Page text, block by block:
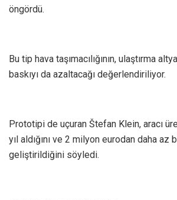
öngördü.
Bu tip hava taşımacılığının, ulaştırma
baskıyı da azaltacağı değerlendiriliyor.
Prototipi de uçuran Štefan Klein, aracı
yıl aldığını ve 2 milyon eurodan daha az
geliştirildiğini söyledi.